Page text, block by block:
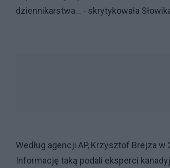
dziennikarstwa… - skrytykowała
Według agencji AP, Krzysztof Brejza
Informację taką podali eksperci